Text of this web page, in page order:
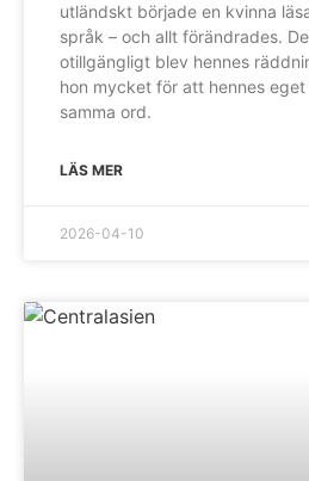
utländskt började en kvinna
språk – och allt förändrades.
otillgängligt blev hennes
hon mycket för att hennes
samma ord.
LÄS MER
2026-04-10